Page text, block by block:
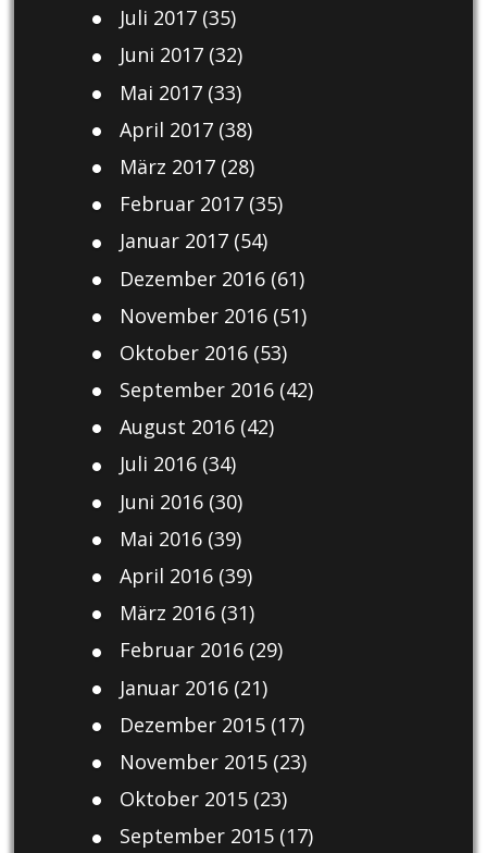
Juli 2017(35)
Juni 2017(32)
Mai 2017(33)
April 2017(38)
März 2017(28)
Februar 2017(35)
Januar 2017(54)
Dezember 2016(61)
November 2016(51)
Oktober 2016(53)
September 2016(42)
August 2016(42)
Juli 2016(34)
Juni 2016(30)
Mai 2016(39)
April 2016(39)
März 2016(31)
Februar 2016(29)
Januar 2016(21)
Dezember 2015(17)
November 2015(23)
Oktober 2015(23)
September 2015(17)